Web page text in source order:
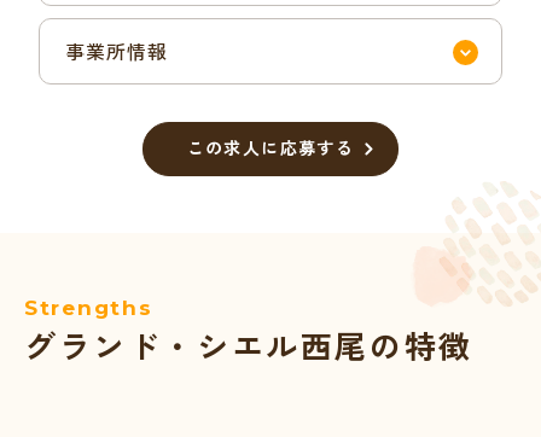
事業所情報
この求人に応募する
Strengths
グランド・シエル西尾の特徴